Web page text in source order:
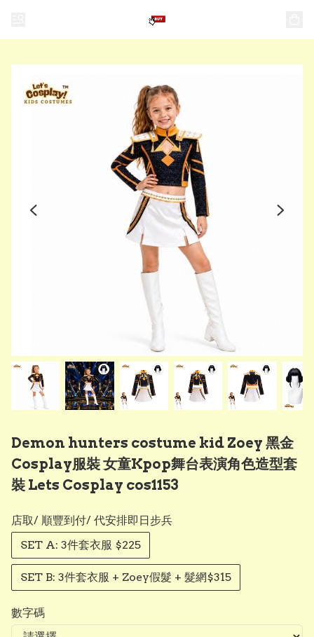
Demon hunters costume kid Zoey 黑金
Cosplay服裝 女童Kpop舞台表演角色造型套
裝 Lets Cosplay cos1153
店取/ 順豐到付/ 代安排即日步兵
SET A: 3件套衣服 $225
SET B: 3件套衣服 + Zoey假髮 + 髮網$315
數字碼